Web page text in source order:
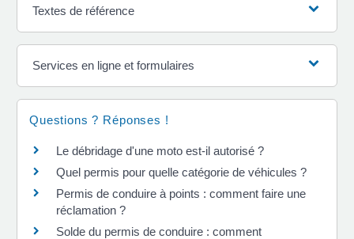
Textes de référence
Services en ligne et formulaires
Questions ? Réponses !
Le débridage d'une moto est-il autorisé ?
Quel permis pour quelle catégorie de véhicules ?
Permis de conduire à points : comment faire une
réclamation ?
Solde du permis de conduire : comment